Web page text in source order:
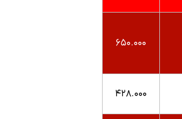
۶۵۰.۰۰۰
۴۲۸.۰۰۰